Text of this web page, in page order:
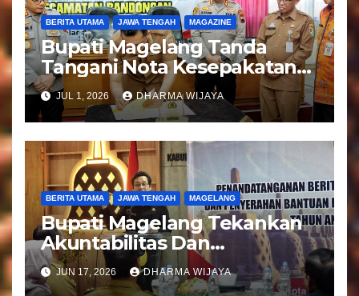
BERITA UTAMA JAWA TENGAH MAGAZINE
Bupati Magelang Tanda
Tangani Nota Kesepakatan
Pengalihan Pelayanan
Regident Di Kecamatan
Bandongan
JUL 1, 2026 DHARMA WIJAYA
BERITA UTAMA JAWA TENGAH MAGELANG
Bupati Magelang Tekankan
Akuntabilitas Dan
Tranparansi Pengelolaan
Bantuan Keuangan Parpol
JUN 17, 2026 DHARMA WIJAYA